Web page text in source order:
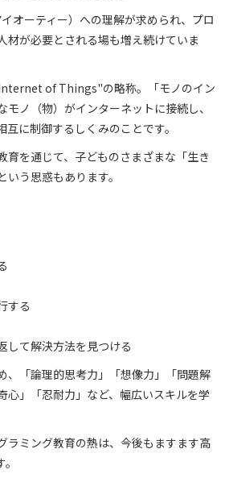
オーティー）への理解が求められ、プロ
材が必要とされる場も増え続けていま
of Things"の略称。「モノのイン
ノ（物）がインターネットに接続し、
に制御するしくみのことです。
育を通じて、子どものさまざまな「生き
う思惑もあります。
する
して解決方法を見つける
、「論理的思考力」「想像力」「問題解
心」「忍耐力」など、幅広いスキルを学
ラミング教育の熱は、今後もますます高